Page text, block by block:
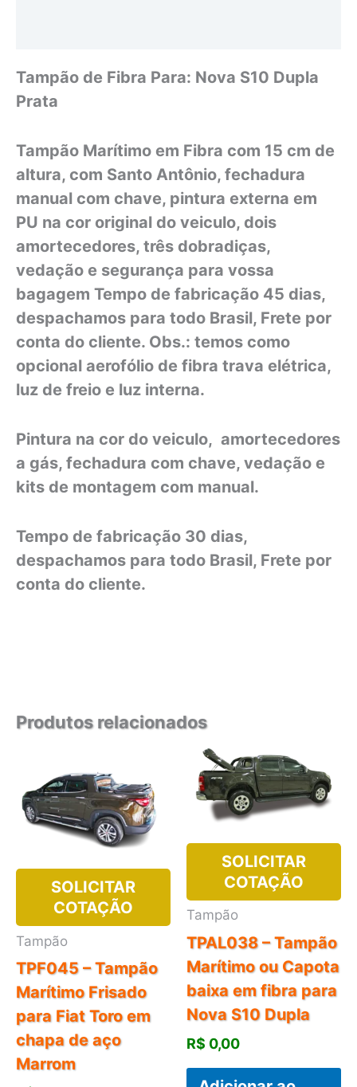
Tampão de Fibra Para: Nova S10 Dupla
Prata
Tampão Marítimo em Fibra com 15 cm de
altura, com Santo Antônio, fechadura
manual com chave, pintura externa em
PU na cor original do veiculo, dois
amortecedores, três dobradiças,
vedação e segurança para vossa
bagagem Tempo de fabricação 45 dias,
despachamos para todo Brasil, Frete por
conta do cliente. Obs.: temos como
opcional aerofólio de fibra trava elétrica,
luz de freio e luz interna.
Pintura na cor do veiculo, amortecedores
a gás, fechadura com chave, vedação e
kits de montagem com manual.
Tempo de fabricação 30 dias,
despachamos para todo Brasil, Frete por
conta do cliente.
Produtos relacionados
SOLICITAR
COTAÇÃO
Tampão
TPF045 – Tampão
Marítimo Frisado
para Fiat Toro em
chapa de aço
Marrom
SOLICITAR
COTAÇÃO
Tampão
TPAL038 – Tampão
Marítimo ou Capota
baixa em fibra para
Nova S10 Dupla
R$ 0,00